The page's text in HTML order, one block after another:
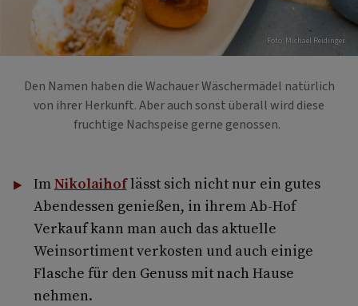
Foto: Michael Reidinger
Den Namen haben die Wachauer Wäschermädel natürlich
von ihrer Herkunft. Aber auch sonst überall wird diese
fruchtige Nachspeise gerne genossen.
ImNikolaihoflässt sich nicht nur ein gutes
Abendessen genießen, in ihrem Ab-Hof
Verkauf kann man auch das aktuelle
Weinsortiment verkosten und auch einige
Flasche für den Genuss mit nach Hause
nehmen.